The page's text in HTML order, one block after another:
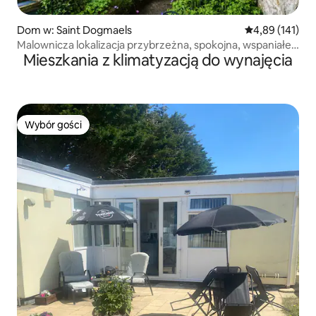
Dom w: Saint Dogmaels Średnia
4,89 (141)
Malownicza lokalizacja przybrzeżna, spokojna, wspaniałe
widoki
Mieszkania z klimatyzacją do wynajęcia
Wybór gości
Wybór gości